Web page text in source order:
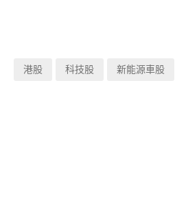
港股 科技股 新能源車股